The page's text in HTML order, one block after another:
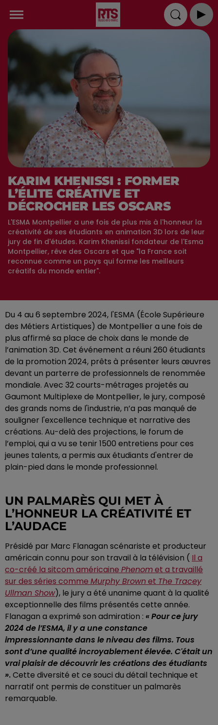
KARIM KHENISSI : FORMER
L’ÉLITE CRÉATIVE ET
DÉCROCHER LES OSCARS
L'ESMA Montpellier a une fois de plus mis à l'honneur la
créativité de ses étudiants en animation 3D lors de leur
jury de fin d'études. Karim Khenissi fondateur de l'Esma
Montpellier, rêve des Oscars et que "la France soit
reconnue comme un pays qui forme les meilleurs
créatifs du monde entier".
Du 4 au 6 septembre 2024, l'ESMA (École Supérieure
des Métiers Artistiques) de Montpellier a une fois de
plus affirmé sa place de choix dans le monde de
l’animation 3D. Cet événement a réuni 260 étudiants
de la promotion 2024, prêts à présenter leurs œuvres
devant un parterre de professionnels de renommée
mondiale. Avec 32 courts-métrages projetés au
Gaumont Multiplexe de Montpellier, le jury, composé
des grands noms de l'industrie, n’a pas manqué de
souligner l'excellence technique et narrative des
créations. Au-delà des projections, le forum de
l’emploi, qui a vu se tenir 1500 entretiens pour ces
jeunes talents, a permis aux étudiants d'entrer de
plain-pied dans le monde professionnel.
UN PALMARÈS QUI MET À
L’HONNEUR LA CRÉATIVITÉ ET
L’AUDACE
Présidé par Marc Flanagan scénariste et producteur
américain connu pour son travail à la télévision ( Il a
co-créé la sitcom américaine Phenomet a travaillé
sur des séries comme Murphy Brownet The Tracey
Ullman Show), le jury a été unanime quant à la qualité
exceptionnelle des films présentés cette année.
Flanagan a exprimé son admiration : « Pour ce jury
2024 de l’ESMA, il y a une constance
impressionnante dans le niveau des films. Tous
sont d’une qualité incroyablement élevée. C'était un
vrai plaisir de découvrir les créations des étudiants
».Cette diversité et ce souci du détail technique et
narratif ont permis de constituer un palmarès
remarquable.